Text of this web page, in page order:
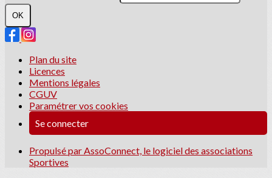
OK
Plan du site
Licences
Mentions légales
CGUV
Paramétrer vos cookies
Se connecter
Propulsé par AssoConnect, le logiciel des associations
Sportives